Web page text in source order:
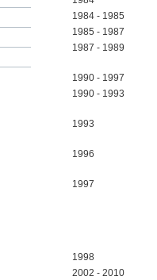
1984 - 1985
1985 - 1987
1987 - 1989
1990 - 1997
1990 - 1993
1993
1996
1997
1998
2002 - 2010